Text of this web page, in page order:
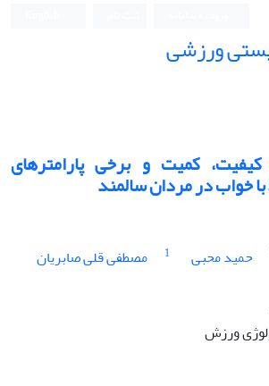
ورزشی
کیفیت، کمیت و برخی پارامترهای
خواب در مردان سالمند
حمید محبی 1
مصطفی قلی صابریان
ورزش